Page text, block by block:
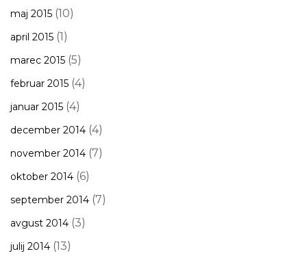
maj 2015 (10)
april 2015 (1)
marec 2015 (5)
februar 2015 (4)
januar 2015 (4)
december 2014 (4)
november 2014 (7)
oktober 2014 (6)
september 2014 (7)
avgust 2014 (3)
julij 2014 (13)